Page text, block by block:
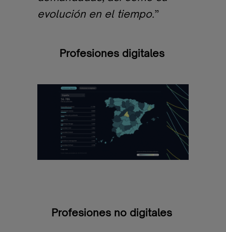
evolución en el tiempo.”
Profesiones digitales
Profesiones no digitales